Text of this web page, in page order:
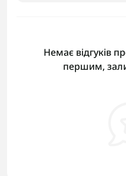
Немає відгуків
першим,